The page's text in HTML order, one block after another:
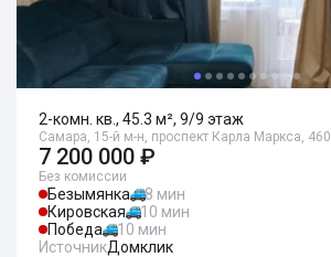
2-комн. кв., 45.3 м², 9/9 этаж
Самара, 15-й м-н, проспект Карла Маркса, 460
7 200 000 ₽
Без комиссии
Безымянка
8 мин
Кировская
10 мин
Победа
10 мин
ИсточникДомклик